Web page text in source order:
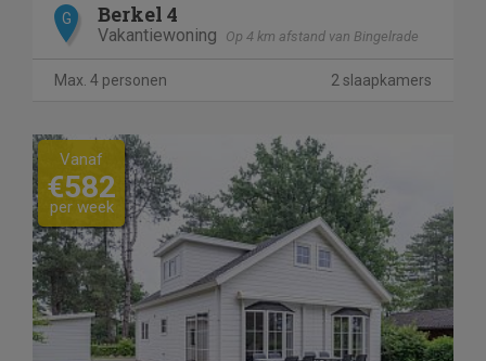
G Berkel 4
Vakantiewoning Op 4 km afstand van Bingelrade
Max. 4 personen 2 slaapkamers
Vanaf
€582
per week